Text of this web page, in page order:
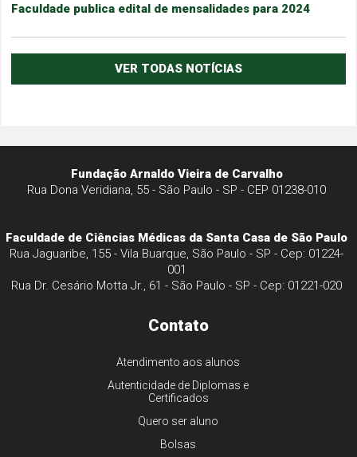
Faculdade publica edital de mensalidades para 2024
VER TODAS NOTÍCIAS
Fundação Arnaldo Vieira de Carvalho
Rua Dona Veridiana, 55 - São Paulo - SP - CEP 01238-010
Faculdade de Ciências Médicas da Santa Casa de São Paulo
Rua Jaguaribe, 155 - Vila Buarque, São Paulo - SP - Cep: 01224-
001
Rua Dr. Cesário Motta Jr., 61 - São Paulo - SP - Cep: 01221-020
Contato
Atendimento aos alunos
Autenticidade de Diplomas e
Certificados
Quero ser aluno
Bolsas